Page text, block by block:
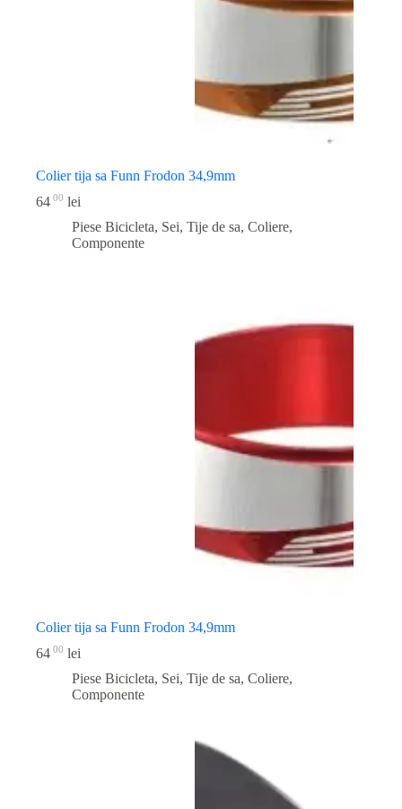
Colier tija sa Funn Frodon 34,9mm
64 00 lei
Piese Bicicleta, Sei, Tije de sa, Coliere,
Componente
Colier tija sa Funn Frodon 34,9mm
64 00 lei
Piese Bicicleta, Sei, Tije de sa, Coliere,
Componente